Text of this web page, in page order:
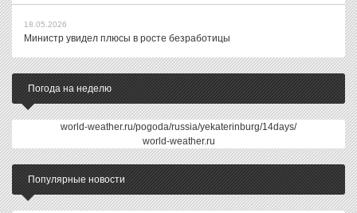
18.05.2026
Министр увидел плюсы в росте безработицы
Погода на неделю
world-weather.ru/pogoda/russia/yekaterinburg/14days/
world-weather.ru
Популярные новости